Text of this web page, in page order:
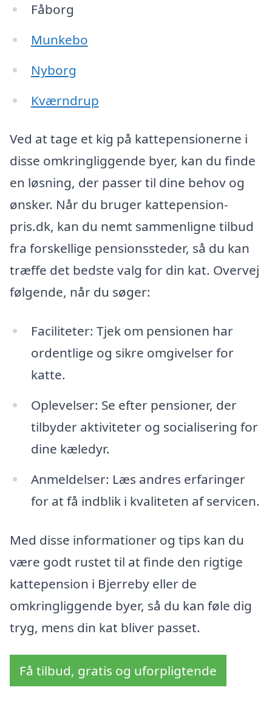
Fåborg
Munkebo
Nyborg
Kværndrup
Ved at tage et kig på kattepensionerne i
disse omkringliggende byer, kan du finde
en løsning, der passer til dine behov og
ønsker. Når du bruger kattepension-
pris.dk, kan du nemt sammenligne tilbud
fra forskellige pensionssteder, så du kan
træffe det bedste valg for din kat. Overvej
følgende, når du søger:
Faciliteter: Tjek om pensionen har
ordentlige og sikre omgivelser for
katte.
Oplevelser: Se efter pensioner, der
tilbyder aktiviteter og socialisering for
dine kæledyr.
Anmeldelser: Læs andres erfaringer
for at få indblik i kvaliteten af servicen.
Med disse informationer og tips kan du
være godt rustet til at finde den rigtige
kattepension i Bjerreby eller de
omkringliggende byer, så du kan føle dig
tryg, mens din kat bliver passet.
Få tilbud, gratis og uforpligtende